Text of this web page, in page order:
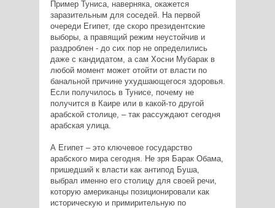
Пример Туниса, наверняка, окажется
заразительным для соседей. На первой
очереди Египет, где скоро президентские
выборы, а правящий режим неустойчив и
раздроблен - до сих пор не определились
даже с кандидатом, а сам Хосни Мубарак в
любой момент может отойти от власти по
банальной причине ухудшающегося здоровья.
Если получилось в Тунисе, почему не
получится в Каире или в какой-то другой
арабской столице, – так рассуждают сегодня
арабская улица.
А Египет – это ключевое государство
арабского мира сегодня. Не зря Барак Обама,
пришедший к власти как антипод Буша,
выбрал именно его столицу для своей речи,
которую американцы позиционировали как
историческую и примирительную по